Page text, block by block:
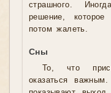
страшного.
решение,
потом жалеть.
Сны
То, что
оказаться